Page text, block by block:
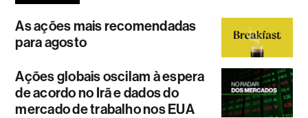
As ações mais recomendadas
para agosto
Ações globais oscilam à espera
de acordo no Irã e dados do
mercado de trabalho nos EUA